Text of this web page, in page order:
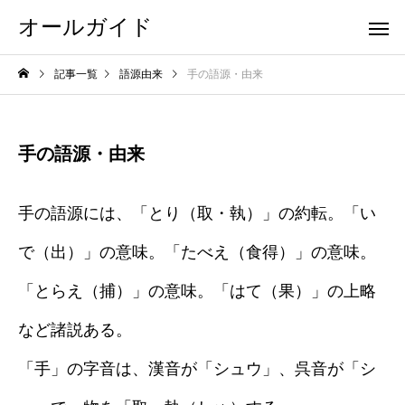
オールガイド
記事一覧 語源由来 手の語源・由来
手の語源・由来
手の語源には、「とり（取・執）」の約転。「い
で（出）」の意味。「たべえ（食得）」の意味。
「とらえ（捕）」の意味。「はて（果）」の上略
など諸説ある。
「手」の字音は、漢音が「シュウ」、呉音が「シ